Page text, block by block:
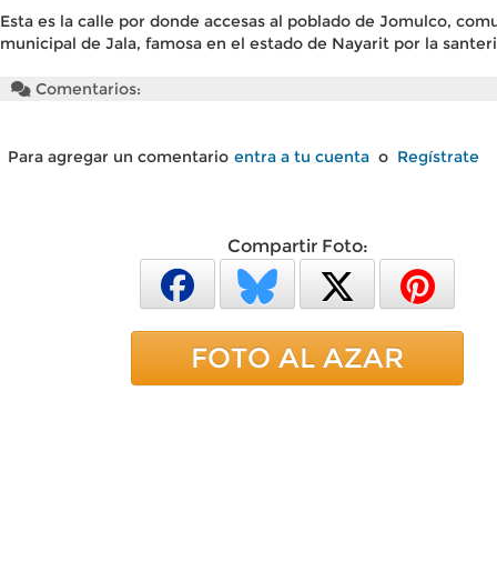
Esta es la calle por donde accesas al poblado de Jomulco,
municipal de Jala, famosa en el estado de Nayarit por la
Comentarios:
Para agregar un comentario entra a tu cuenta o Regístrate
Compartir Foto:
FOTO AL AZAR